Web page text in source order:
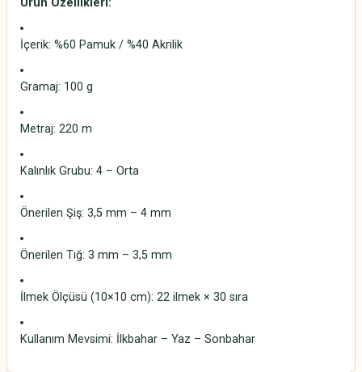
İçerik: %60 Pamuk / %40 Akrilik
Gramaj: 100 g
Metraj: 220 m
Kalınlık Grubu: 4 – Orta
Önerilen Şiş: 3,5 mm – 4 mm
Önerilen Tığ: 3 mm – 3,5 mm
İlmek Ölçüsü (10×10 cm): 22 ilmek × 30 sıra
Kullanım Mevsimi: İlkbahar – Yaz – Sonbahar